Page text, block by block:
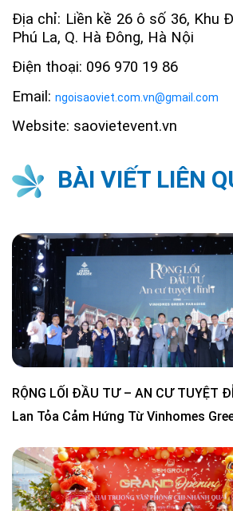
Địa chỉ: Liền kề 26 ô số 36, Khu
Phú La, Q. Hà Đông, Hà Nội
Điện thoại: 096 970 19 86
Email: ngoisaoviet.com.vn@gmail.com
Website: saovietevent.vn
BÀI VIẾT LIÊN
RỘNG LỐI ĐẦU TƯ – AN CƯ TUYỆT
Lan Tỏa Cảm Hứng Từ Vinhomes